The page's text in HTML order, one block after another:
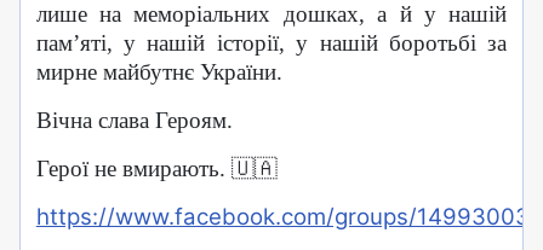
лише на меморіальних дошках, а й у нашій
пам’яті, у нашій історії, у нашій боротьбі за
мирне майбутнє України.
Вічна слава Героям.
Герої не вмирають. 🇺🇦
https://www.facebook.com/groups/